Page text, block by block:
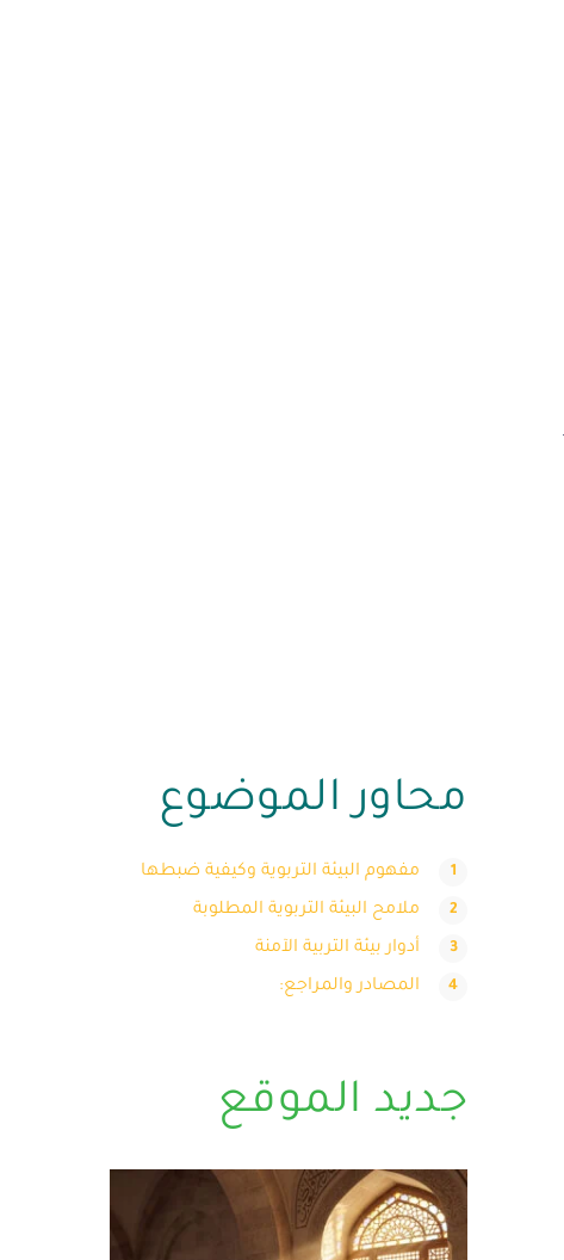
محاور الموضوع
مفهوم البيئة التربوية وكيفية ضبطها
ملامح البيئة التربوية المطلوبة
أدوار بيئة التربية الآمنة
المصادر والمراجع:
جديد الموقع